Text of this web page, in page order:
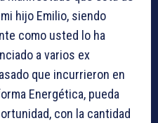
hijo Emilio, siendo
como usted lo ha
a varios ex
que incurrieron en
Energética, pueda
con la cantidad